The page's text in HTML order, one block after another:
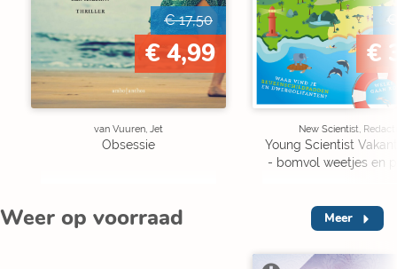
€ 17,50
€ 4,99
van Vuuren, Jet
Obsessie
€
New Scientist,
Young Scientist
- bomvol weetjes en
Weer op voorraad Meer